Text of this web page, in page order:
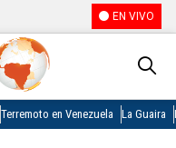
EN VIVO
Terremoto en Venezuela La Guaira